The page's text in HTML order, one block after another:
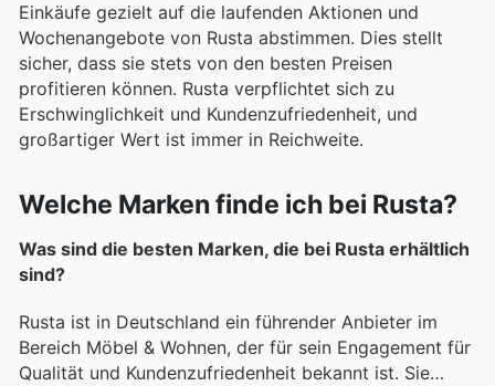
Einkäufe gezielt auf die laufenden Aktionen und
Wochenangebote von Rusta abstimmen. Dies stellt
sicher, dass sie stets von den besten Preisen
profitieren können. Rusta verpflichtet sich zu
Erschwinglichkeit und Kundenzufriedenheit, und
großartiger Wert ist immer in Reichweite.
Welche Marken finde ich bei Rusta?
Was sind die besten Marken, die bei Rusta erhältlich
sind?
Rusta ist in Deutschland ein führender Anbieter im
Bereich Möbel & Wohnen, der für sein Engagement für
Qualität und Kundenzufriedenheit bekannt ist. Sie